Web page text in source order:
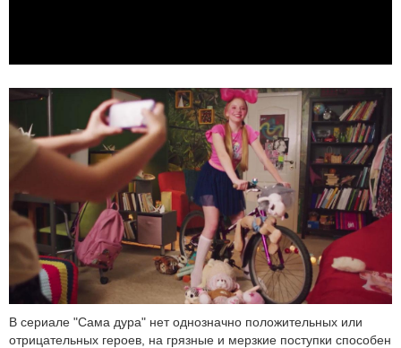
В сериале "Сама дура" нет однозначно положительных или
отрицательных героев, на грязные и мерзкие поступки способен